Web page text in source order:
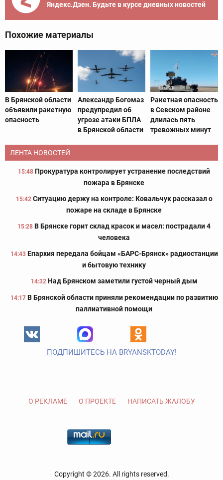
Яндекс.Дзен. Будьте в курсе дневных новостей
Похожие материалы
В Брянской области
объявили ракетную
опасность
Александр Богомаз
предупредил об
угрозе атаки БПЛА
в Брянской области
Ракетная опасность
в Севском районе
длилась пять
тревожных минут
ЛЕНТА НОВОСТЕЙ
15:48 Прокуратура контролирует устранение последствий
пожара в Брянске
15:42 Ситуацию держу на контроле: Ковальчук рассказал о
пожаре на складе в Брянске
15:28 В Брянске горит склад красок и масел: пострадали 4
человека
14:43 Епархия передала бойцам «БАРС-Брянск» радиостанции
и бытовую технику
14:32 Над Брянском заметили густой черный дым
14:17 В Брянской области приняли рекомендации по развитию
паллиативной помощи
ПОДПИШИТЕСЬ НА BRYANSKTODAY!
О РЕКЛАМЕ О ПРОЕКТЕ НАПИСАТЬ ЖАЛОБУ
Copyright © 2026. All rights reserved.